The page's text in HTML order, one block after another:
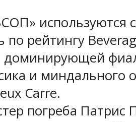
используются
рейтингу
доминирующей
и миндального
Carre.
погреба Патрис